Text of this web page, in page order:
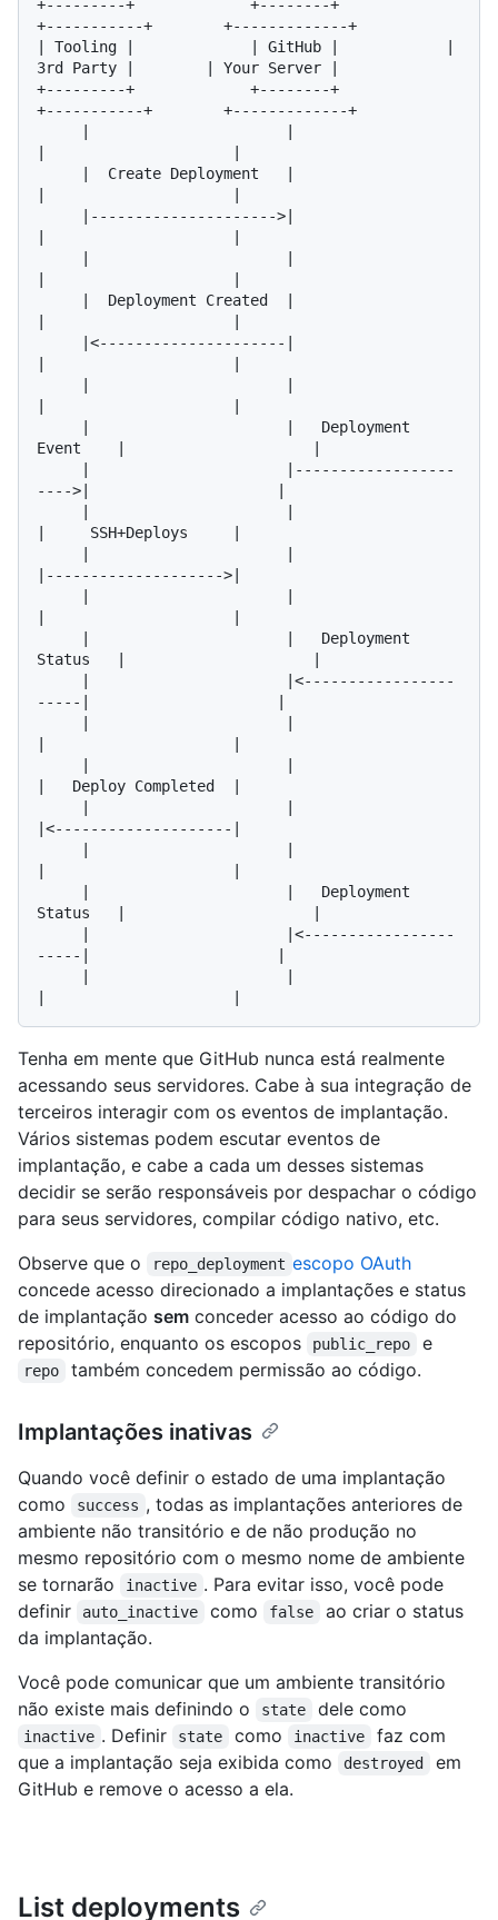
+---------+             +--------+
+-----------+        +-------------+
| Tooling |             | GitHub |            |
3rd Party |        | Your Server |
+---------+             +--------+
+-----------+        +-------------+
Event    |                     |
---->|                     |
|     SSH+Deploys     |
|-------------------->|
Status   |                     |
-----|                     |
|   Deploy Completed  |
|<--------------------|
Status   |                     |
-----|                     |
Tenha em mente que GitHub nunca está realmente
acessando seus servidores. Cabe à sua integração de
terceiros interagir com os eventos de implantação.
Vários sistemas podem escutar eventos de
implantação, e cabe a cada um desses sistemas
decidir se serão responsáveis por despachar o código
para seus servidores, compilar código nativo, etc.
Observe que o
repo_deployment escopo OAuth
concede acesso direcionado a implantações e status
de implantação sem conceder acesso ao código do
repositório, enquanto os escopos
public_repo e
repo também concedem permissão ao código.
Implantações inativas
Quando você definir o estado de uma implantação
como
success , todas as implantações anteriores de
ambiente não transitório e de não produção no
mesmo repositório com o mesmo nome de ambiente
se tornarão
inactive . Para evitar isso, você pode
definir
auto_inactive como false
ao criar o status
da implantação.
Você pode comunicar que um ambiente transitório
não existe mais definindo o
state dele como
inactive . Definir state como inactive
faz com
que a implantação seja exibida como
destroyed
em
GitHub e remove o acesso a ela.
List deployments